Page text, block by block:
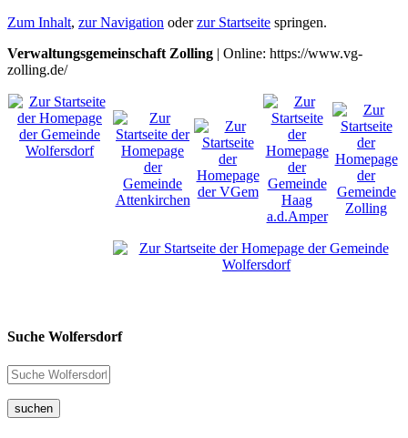
Zum Inhalt, zur Navigation oderzur Startseite springen.
Verwaltungsgemeinschaft Zolling | Online: https://www.vg-
zolling.de/
Suche Wolfersdorf
suchen